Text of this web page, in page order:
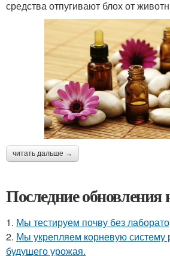
средства отпугивают блох от
читать дальше →
Последние обновления
1. Мы тестируем почву без
2. Мы укрепляем корневую систему
будущего урожая.